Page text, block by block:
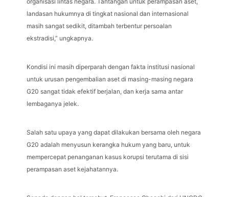
landasan hukumnya di tingkat nasional dan internasional
masih sangat sedikit, ditambah terbentur persoalan
ekstradisi,” ungkapnya.
Kondisi ini masih diperparah dengan fakta institusi nasional
untuk urusan pengembalian aset di masing-masing negara
G20 sangat tidak efektif berjalan, dan kerja sama antar
lembaganya jelek.
Salah satu upaya yang dapat dilakukan bersama oleh negara
G20 adalah menyusun kerangka hukum yang baru, untuk
mempercepat penanganan kasus korupsi terutama di sisi
perampasan aset kejahatannya.